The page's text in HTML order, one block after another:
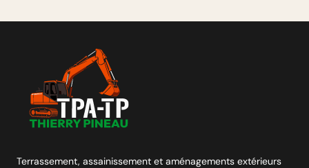
Terrassement, assainissement et aménagements extérieurs